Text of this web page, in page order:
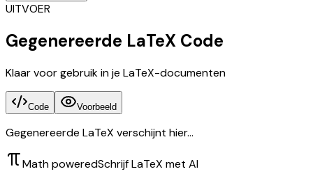
UITVOER
Gegenereerde LaTeX Code
Klaar voor gebruik in je LaTeX-documenten
Code Voorbeeld
Gegenereerde LaTeX verschijnt hier...
Math poweredSchrijf LaTeX met AI